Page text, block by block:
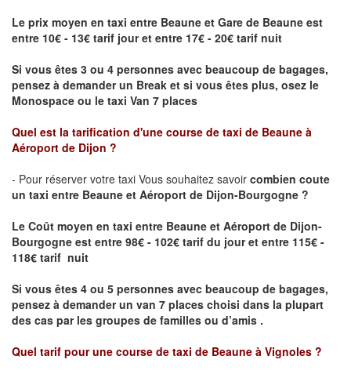
Le prix moyen en taxi entre Beaune et Gare de Beaune est
entre 10€ - 13€ tarif jour et entre 17€ - 20€ tarif nuit
Si vous êtes 3 ou 4 personnes avec beaucoup de bagages,
pensez à demander un Break et si vous êtes plus, osez le
Monospace ou le taxi Van 7 places
Quel est la tarification d'une course de taxi de Beaune à
Aéroport de Dijon ?
- Pour réserver votre taxi Vous souhaitez savoir combien coute
un taxi entre Beaune et Aéroport de Dijon-Bourgogne ?
Le Coût moyen en taxi entre Beaune et Aéroport de Dijon-
Bourgogne est entre 98€ - 102€ tarif du jour et entre 115€ -
118€ tarif nuit
Si vous êtes 4 ou 5 personnes avec beaucoup de bagages,
pensez à demander un van 7 places choisi dans la plupart
des cas par les groupes de familles ou d’amis .
Quel tarif pour une course de taxi de Beaune à Vignoles ?